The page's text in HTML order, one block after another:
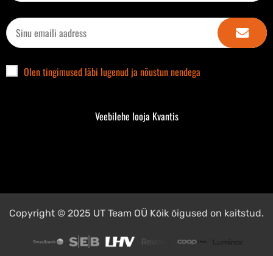
Olen tingimused läbi lugenud ja nõustun nendega
Veebilehe looja Kvantis
Copyright © 2025 UT Team OÜ Kõik õigused on kaitstud.